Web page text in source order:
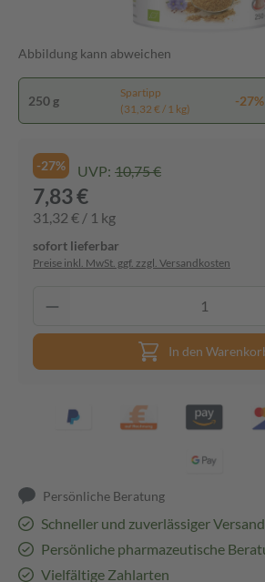
Abbildung kann abweichen
250 g
Spartipp
(31,32 € / 1 kg)
-27%
-27% UVP: 10,75 €
7,83 €
31,32 € / 1 kg
sofort lieferbar
Preise inkl. MwSt. ggf. zzgl. Versandkosten
In den
Persönliche Beratung
Schneller und zuverlässiger
Persönliche pharmazeutische
Vielfältige Zahlarten